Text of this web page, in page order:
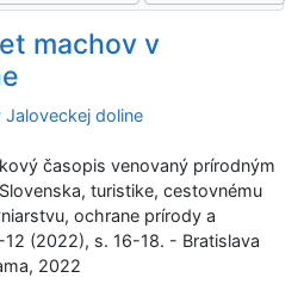
machov v
doline
časopis venovaný prírodným
turistike, cestovnému
ochrane prírody a
(2022), s. 16-18. - Bratislava
2022